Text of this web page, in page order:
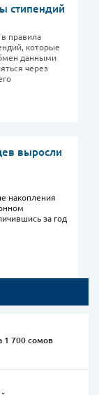
1 700 сомов
стипендий
правила
которые
данными
через
выросли
накопления
за год